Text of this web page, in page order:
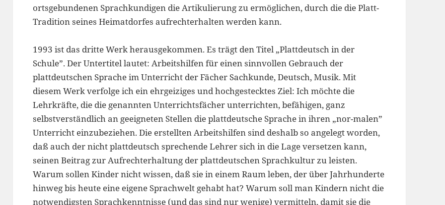
ortsgebundenen Sprachkundigen die Artikulierung zu ermöglichen, durch die die Platt-
Tradition seines Heimatdorfes aufrechterhalten werden kann.
1993 ist das dritte Werk herausgekommen. Es trägt den Titel „Plattdeutsch in der
Schule”. Der Untertitel lautet: Arbeitshilfen für einen sinnvollen Gebrauch der
plattdeutschen Sprache im Unterricht der Fächer Sachkunde, Deutsch, Musik. Mit
diesem Werk verfolge ich ein ehrgeiziges und hochgestecktes Ziel: Ich möchte die
Lehrkräfte, die die genannten Unterrichtsfächer unterrichten, befähigen, ganz
selbstverständlich an geeigneten Stellen die plattdeutsche Sprache in ihren „nor-malen”
Unterricht einzubeziehen. Die erstellten Arbeitshilfen sind deshalb so angelegt worden,
daß auch der nicht plattdeutsch sprechende Lehrer sich in die Lage versetzen kann,
seinen Beitrag zur Aufrechterhaltung der plattdeutschen Sprachkultur zu leisten.
Warum sollen Kinder nicht wissen, daß sie in einem Raum leben, der über Jahrhunderte
hinweg bis heute eine eigene Sprachwelt gehabt hat? Warum soll man Kindern nicht die
notwendigsten Sprachkenntnisse (und das sind nur wenige) vermitteln, damit sie die